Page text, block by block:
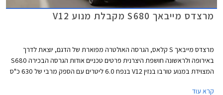
מרצדס מייבאך S680 מקבלת מנוע V12
מרצדס מייבאך S קלאס, הגרסה האולטרה מפוארת של הדגם, יוצאת לדרך
באירופה ולראשונה חושפת היצרנית פרטים טכניים אודות הגרסה הבכירה S680
המצוידת במנוע טורבו בנזין V12 בנפח 6.0 ליטרים עם הספק מרבי של 630 כ"ס
קרא עוד